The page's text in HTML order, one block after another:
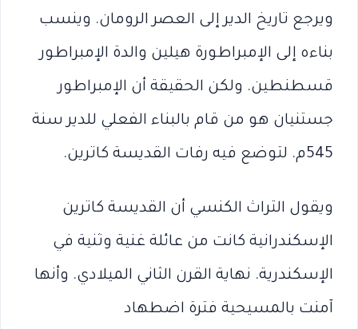
ويرجع تاريخ الدير إلى العصر الرومان. وينسب
بناءه إلى الإمبراطورة هيلين والدة الإمبراطور
قسطنطين. ولكن الحقيقة أن الإمبراطور
جستنيان هو من قام بالبناء الفعلي للدير سنة
545م. لتوضع فيه رفات القديسة كاترين.
ويقول التراث الكنسي أن القديسة كاترين
الإسكندرانية كانت من عائلة غنية وثنية في
الإسكندرية. نهاية القرن الثاني الميلادي. وأنها
آمنت بالمسيحية فترة اضطهاد